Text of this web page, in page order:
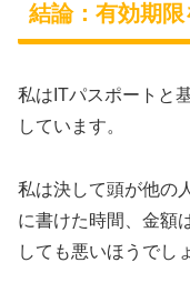
結論：有効期
私はITパスポートと
しています。
私は決して頭が他の
に書けた時間、金額
しても悪いほうでし